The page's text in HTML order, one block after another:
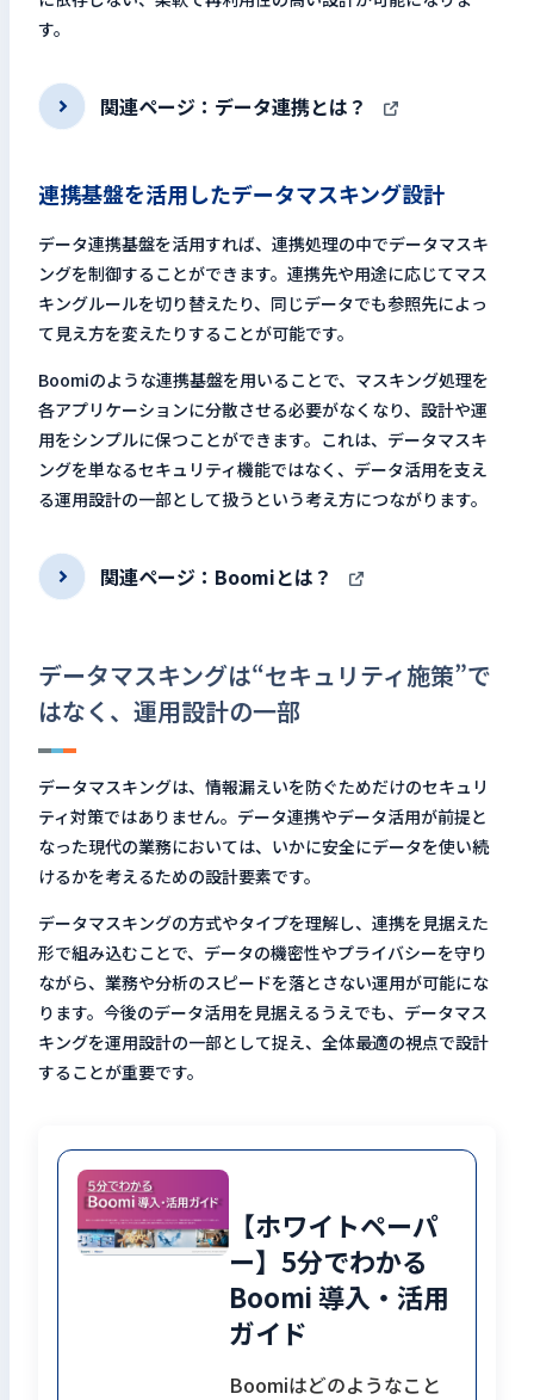
す。
関連ページ：データ連携とは？
連携基盤を活用したデータマスキング設計
データ連携基盤を活用すれば、連携処理の中でデータマスキ
ングを制御することができます。連携先や用途に応じてマス
キングルールを切り替えたり、同じデータでも参照先によっ
て見え方を変えたりすることが可能です。
Boomiのような連携基盤を用いることで、マスキング処理を
各アプリケーションに分散させる必要がなくなり、設計や運
用をシンプルに保つことができます。これは、データマスキ
ングを単なるセキュリティ機能ではなく、データ活用を支え
る運用設計の一部として扱うという考え方につながります。
関連ページ：Boomiとは？
データマスキングは“セキュリティ施策”で
はなく、運用設計の一部
データマスキングは、情報漏えいを防ぐためだけのセキュリ
ティ対策ではありません。データ連携やデータ活用が前提と
なった現代の業務においては、いかに安全にデータを使い続
けるかを考えるための設計要素です。
データマスキングの方式やタイプを理解し、連携を見据えた
形で組み込むことで、データの機密性やプライバシーを守り
ながら、業務や分析のスピードを落とさない運用が可能にな
ります。今後のデータ活用を見据えるうえでも、データマス
キングを運用設計の一部として捉え、全体最適の視点で設計
することが重要です。
【ホワイトペーパ
ー】5分でわかる
Boomi 導入・活用
ガイド
Boomiはどのようなこと